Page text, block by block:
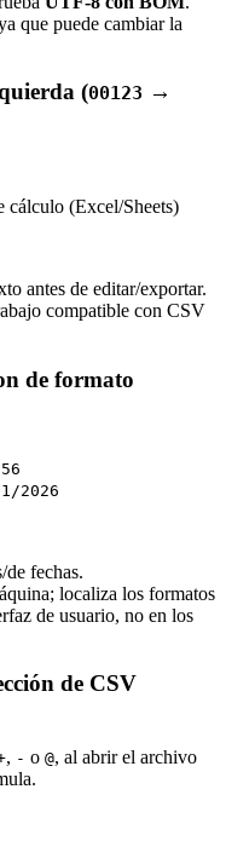
que puede cambiar la
(00123 →
cálculo (Excel/Sheets)
antes de editar/exportar.
compatible con CSV
de formato
2026
fechas.
localiza los formatos
de usuario, no en los
de CSV
, - o @, al abrir el archivo